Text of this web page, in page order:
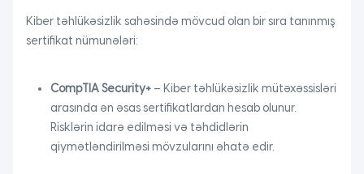
Kiber təhlükəsizlik sahəsində mövcud olan bir sıra tanınmış
sertifikat nümunələri:
CompTIA Security+ – Kiber təhlükəsizlik mütəxəssisləri
arasında ən əsas sertifikatlardan hesab olunur.
Risklərin idarə edilməsi və təhdidlərin
qiymətləndirilməsi mövzularını əhatə edir.